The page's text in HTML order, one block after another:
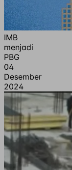
IMB
menjadi
PBG
04
Desember
2024